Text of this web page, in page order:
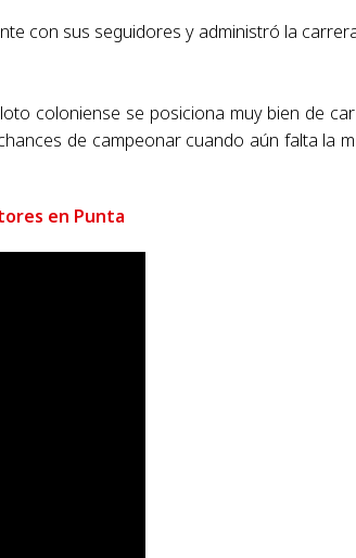
con sus seguidores y administró la
coloniense se posiciona muy bien de
de campeonar cuando aún falta la
en Punta